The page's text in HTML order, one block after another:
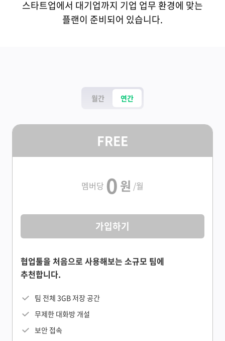
스타트업에서 대기업까지 기업 업무 환경에 맞는
플랜이 준비되어 있습니다.
월간 연간
FREE
멤버당 0원 /월
가입하기
협업툴을 처음으로 사용해보는 소규모 팀에
추천합니다.
팀 전체 3GB 저장 공간
무제한 대화방 개설
보안 접속